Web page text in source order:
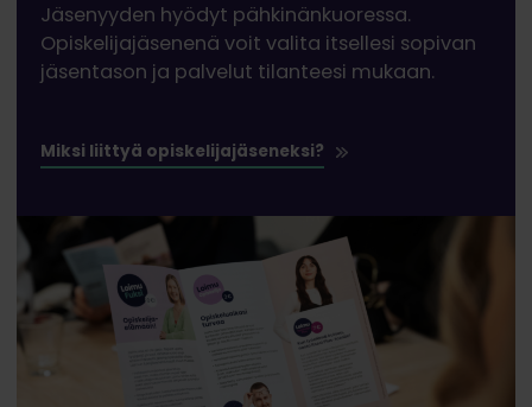
Jäsenyyden hyödyt pähkinänkuoressa.
Opiskelijajäsenenä voit valita itsellesi sopivan
jäsentason ja palvelut tilanteesi mukaan.
Miksi liittyä opiskelijajäseneksi?